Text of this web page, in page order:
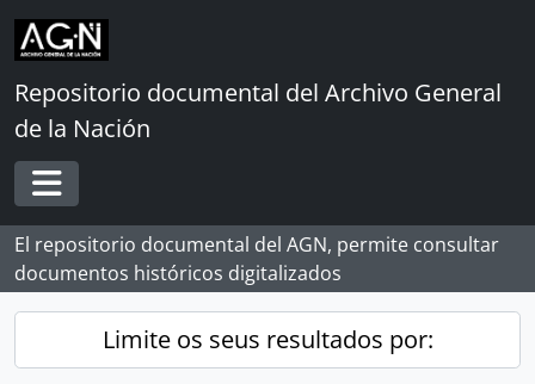
Skip to main content
Repositorio documental del Archivo General
de la Nación
Toggle navigation
El repositorio documental del AGN, permite consultar
documentos históricos digitalizados
Limite os seus resultados por: